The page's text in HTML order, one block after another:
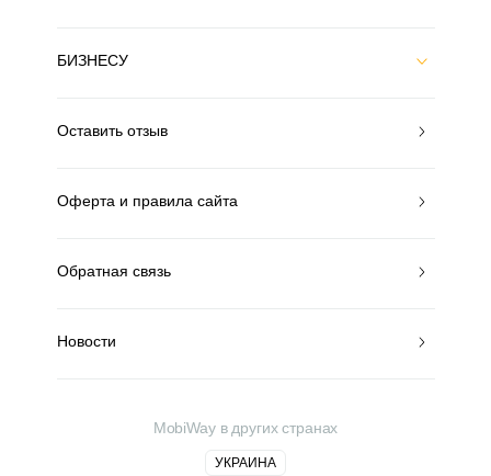
БИЗНЕСУ
Оставить отзыв
Оферта и правила сайта
Обратная связь
Новости
MobiWay в других странах
УКРАИНА